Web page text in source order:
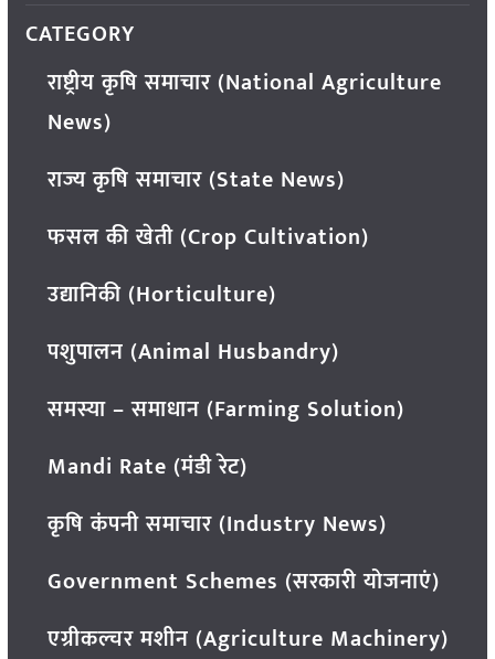
CATEGORY
राष्ट्रीय कृषि समाचार (National Agriculture
News)
राज्य कृषि समाचार (State News)
फसल की खेती (Crop Cultivation)
उद्यानिकी (Horticulture)
पशुपालन (Animal Husbandry)
समस्या – समाधान (Farming Solution)
Mandi Rate (मंडी रेट)
कृषि कंपनी समाचार (Industry News)
Government Schemes (सरकारी योजनाएं)
एग्रीकल्चर मशीन (Agriculture Machinery)